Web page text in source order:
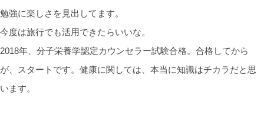
勉強に楽しさを見出してます。
今度は旅行でも活用できたらいいな。
2018年、分子栄養学認定カウンセラー試験合格。合格してから
が、スタートです。健康に関しては、本当に知識はチカラだと思
います。